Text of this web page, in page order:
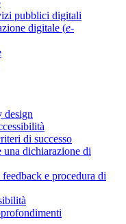
pubblici digitali
digitale (e-
design
di successo
una dichiarazione di
e procedura di